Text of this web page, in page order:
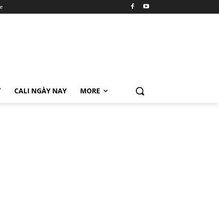
CALI NGÀY NAY MORE